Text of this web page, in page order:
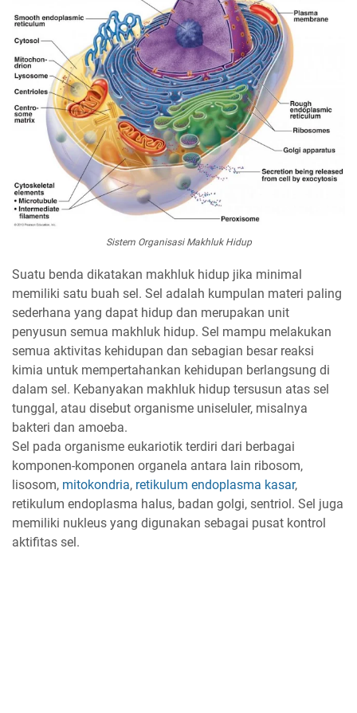
Sistem Organisasi Makhluk Hidup
Suatu benda dikatakan makhluk hidup jika minimal
memiliki satu buah sel. Sel adalah kumpulan materi paling
sederhana yang dapat hidup dan merupakan unit
penyusun semua makhluk hidup. Sel mampu melakukan
semua aktivitas kehidupan dan sebagian besar reaksi
kimia untuk mempertahankan kehidupan berlangsung di
dalam sel. Kebanyakan makhluk hidup tersusun atas sel
tunggal, atau disebut organisme uniseluler, misalnya
bakteri dan amoeba.
Sel pada organisme eukariotik terdiri dari berbagai
komponen-komponen organela antara lain ribosom,
lisosom, mitokondria, retikulum endoplasma kasar,
retikulum endoplasma halus, badan golgi, sentriol. Sel juga
memiliki nukleus yang digunakan sebagai pusat kontrol
aktifitas sel.